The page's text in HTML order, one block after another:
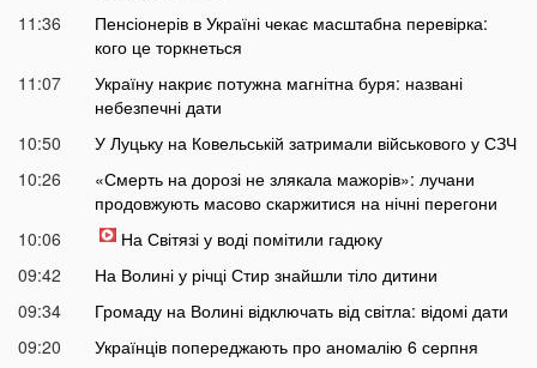
11:36
Пенсіонерів в Україні чекає масштабна перевірка:
кого це торкнеться
11:07
Україну накриє потужна магнітна буря: названі
небезпечні дати
10:50
У Луцьку на Ковельській затримали військового у СЗЧ
10:26
«Смерть на дорозі не злякала мажорів»: лучани
продовжують масово скаржитися на нічні перегони
10:06
На Світязі у воді помітили гадюку
09:42
На Волині у річці Стир знайшли тіло дитини
09:34
Громаду на Волині відключать від світла: відомі дати
09:20
Українців попереджають про аномалію 6 серпня